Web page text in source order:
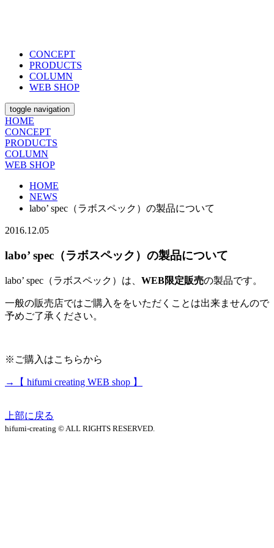
CONCEPT
PRODUCTS
COLUMN
WEB SHOP
toggle navigation
HOME
CONCEPT
PRODUCTS
COLUMN
WEB SHOP
HOME
NEWS
labo’ spec（ラボスペック）の製品について
2016.12.05
labo’ spec（ラボスペック）の製品について
labo’ spec（ラボスペック）は、 WEB限定販売の製品です。
一般の販売店ではご購入ををいただくことは出来ませんので
予めご了承ください。
※ご購入はこちらから
→【 hifumi creating WEB shop 】
上部に戻る
hifumi-creating © ALL RIGHTS RESERVED.